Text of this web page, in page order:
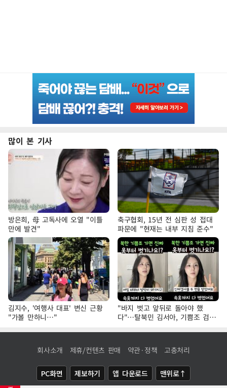
많이 본 기사
방은희, 母 고독사에 오열 "이틀
만에 발견"
축구협회, 15년 전 심판 성 접대
파문에 "현재는 내부 지침 준수"
김지수, '여행사 대표' 변신 근황
"가볼 만하니…"
"바지 벗고 앞뒤로 돌아야 했
다"…탈북민 김서아, 기쁨조 검사
수치심 회상
회사소개 제휴/컨텐츠 판매 약관·정책 고충처리
PC화면 제보하기 앱 다운로드 맨위로↑